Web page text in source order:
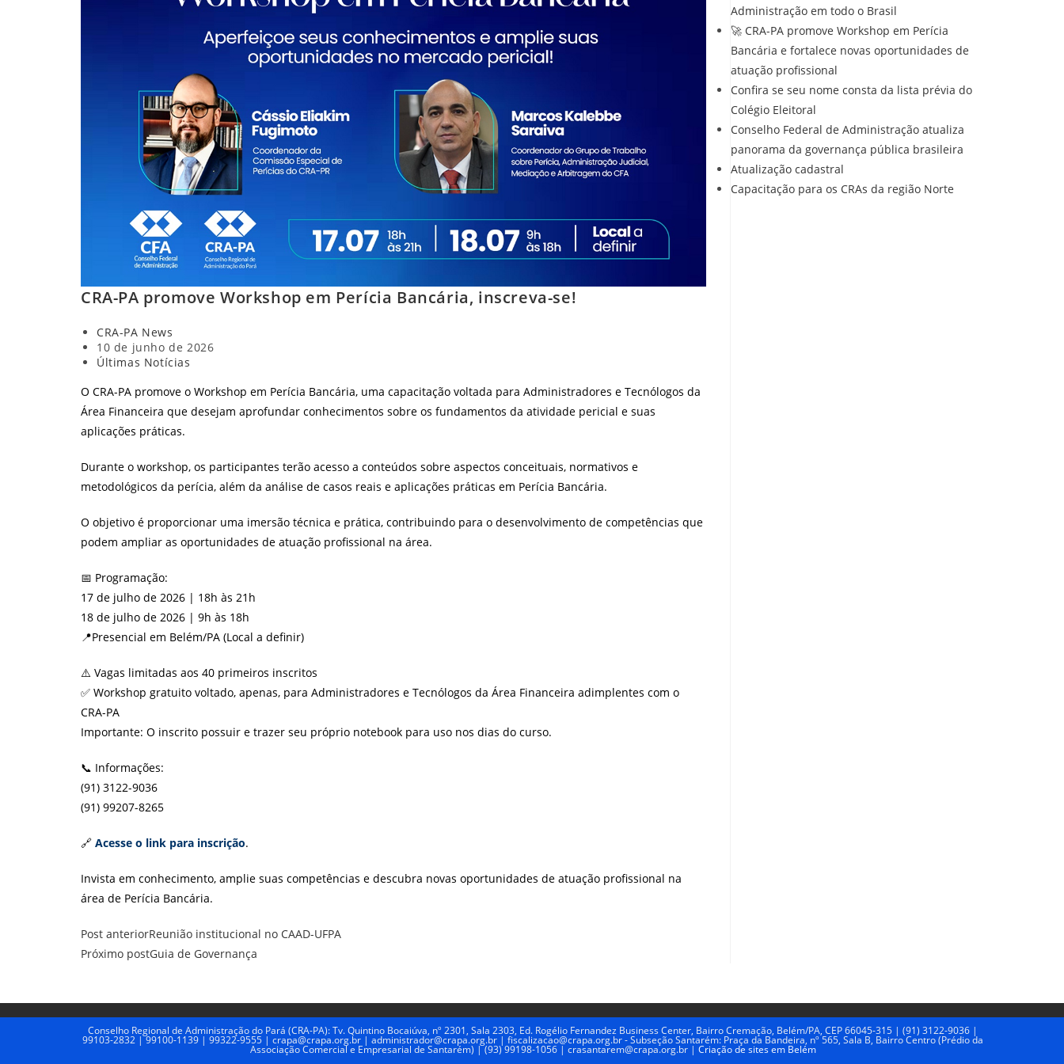
CRA-PA promove Workshop em Perícia Bancária, inscreva-se!
Autor
do
post:
CRA-PA News
Post
publicado:
10 de junho de 2026
Categoria
post:
Últimas Notícias
O CRA-PA promove o Workshop em Perícia Bancária, uma capacitação voltada para Administradores e Tecnólogos da
Área Financeira que desejam aprofundar conhecimentos sobre os fundamentos da atividade pericial e suas
aplicações práticas.
Durante o workshop, os participantes terão acesso a conteúdos sobre aspectos conceituais, normativos e
metodológicos da perícia, além da análise de casos reais e aplicações práticas em Perícia Bancária.
O objetivo é proporcionar uma imersão técnica e prática, contribuindo para o desenvolvimento de competências que
podem ampliar as oportunidades de atuação profissional na área.
📅 Programação:
17 de julho de 2026 | 18h às 21h
18 de julho de 2026 | 9h às 18h
📍Presencial em Belém/PA (Local a definir)
⚠️ Vagas limitadas aos 40 primeiros inscritos
✅ Workshop gratuito voltado, apenas, para Administradores e Tecnólogos da Área Financeira adimplentes com o
CRA-PA
Importante: O inscrito possuir e trazer seu próprio notebook para uso nos dias do curso.
📞 Informações:
(91) 3122-9036
(91) 99207-8265
🔗 Acesse o link para inscrição.
Invista em conhecimento, amplie suas competências e descubra novas oportunidades de atuação profissional na
área de Perícia Bancária.
Leia
mais
artigos
Post anteriorReunião institucional no CAAD-UFPA
Próximo postGuia de Governança
Administração em todo o Brasil
🚀 CRA-PA promove Workshop em Perícia
Bancária e fortalece novas oportunidades de
atuação profissional
Confira se seu nome consta da lista prévia do
Colégio Eleitoral
Conselho Federal de Administração atualiza
panorama da governança pública brasileira
Atualização cadastral
Capacitação para os CRAs da região Norte
Conselho Regional de Administração do Pará (CRA-PA): Tv. Quintino Bocaiúva, nº 2301, Sala 2303, Ed. Rogélio Fernandez Business Center, Bairro Cremação, Belém/PA, CEP 66045-315 | (91) 3122-9036 |
99103-2832 | 99100-1139 | 99322-9555 | crapa@crapa.org.br | administrador@crapa.org.br | fiscalizacao@crapa.org.br - Subseção Santarém: Praça da Bandeira, nº 565, Sala B, Bairro Centro (Prédio da
Associação Comercial e Empresarial de Santarém) | (93) 99198-1056 | crasantarem@crapa.org.br | Criação de sites em Belém